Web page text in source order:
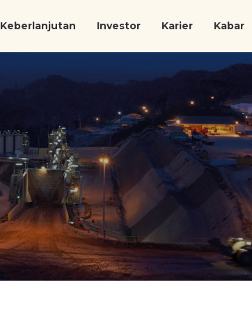
Keberlanjutan Investor Karier Kabar